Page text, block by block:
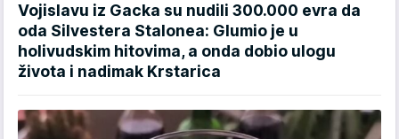
Vojislavu iz Gacka su nudili 300.000 evra da
oda Silvestera Stalonea: Glumio je u
holivudskim hitovima, a onda dobio ulogu
života i nadimak Krstarica